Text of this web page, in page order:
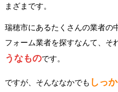
まざまです。
瑞穂市にあるたくさんの業者の
フォーム業者を探すなんて、そ
うなものです。
ですが、そんななかでも しっ